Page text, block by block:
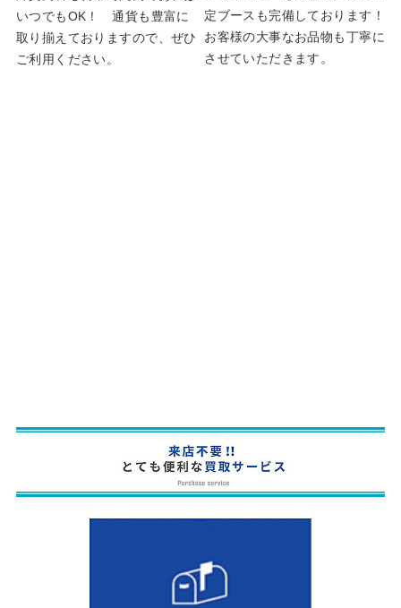
いつでもOK！ 通貨も豊富に
取り揃えておりますので、ぜひ
ご利用ください。
定ブースも完備しております！
お客様の大事なお品物も丁寧に
させていただきます。